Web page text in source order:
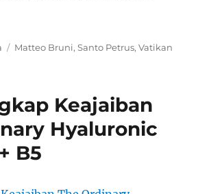
Tags
Matteo Bruni,Santo Petrus,Vatikan
Keajaiban
Hyaluronic
B5